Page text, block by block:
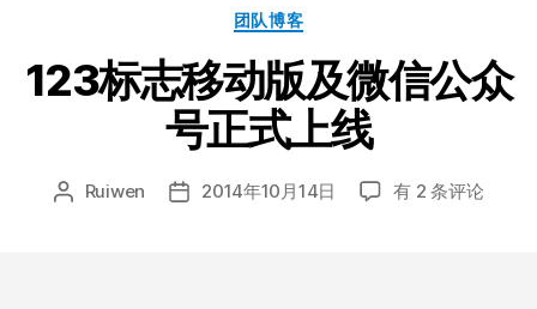
设
计
博
客
分
团队博客
123标志移动版及微信公众
号正式上线
文 Ruiwen
发 2014年10月14日
123
有 2 条评论